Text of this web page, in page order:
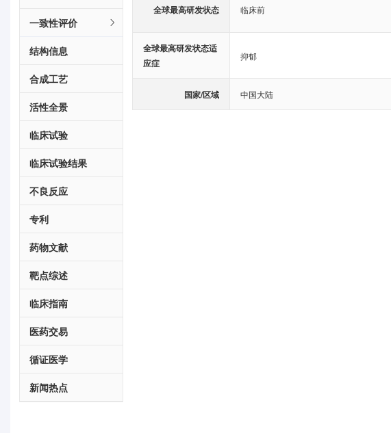
一致性评价
结构信息
合成工艺
活性全景
临床试验
临床试验结果
不良反应
专利
药物文献
靶点综述
临床指南
医药交易
循证医学
新闻热点
全球最高研发状态 临床前
全球最高研发状态适
应症
抑郁
国家/区域 中国大陆